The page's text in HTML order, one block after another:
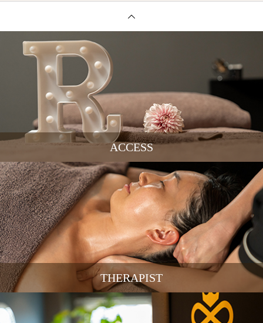
ACCESS
THERAPIST